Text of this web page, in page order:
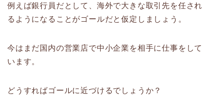
例えば銀行員だとして、海外で大きな取引先を任され
るようになることがゴールだと仮定しましょう。
今はまだ国内の営業店で中小企業を相手に仕事をして
います。
どうすればゴールに近づけるでしょうか？